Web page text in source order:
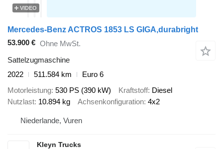
VIDEO
Mercedes-Benz ACTROS 1853 LS GIGA,durabright
53.900 € Ohne MwSt.
Sattelzugmaschine
2022
511.584 km
Euro 6
Motorleistung 530 PS (390 kW) Kraftstoff Diesel
Nutzlast 10.894 kg Achsenkonfiguration 4x2
Niederlande, Vuren
Kleyn Trucks